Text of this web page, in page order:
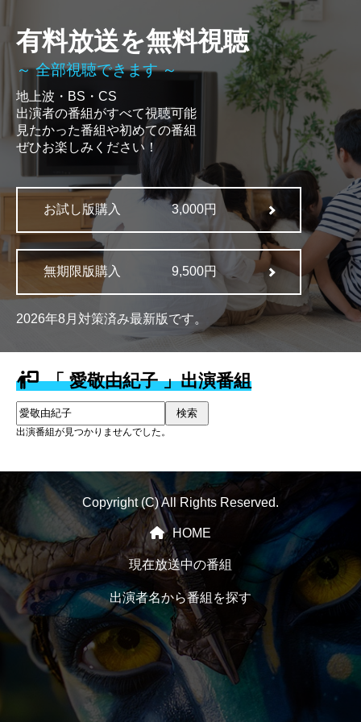
有料放送を無料視聴
～ 全部視聴できます ～
地上波・BS・CS
出演者の番組がすべて視聴可能
見たかった番組や初めての番組
ぜひお楽しみください！
お試し版購入 3,000円
無期限版購入 9,500円
2026年8月対策済み最新版です。
「 愛敬由紀子 」出演番組
検索
出演番組が見つかりませんでした。
Copyright (C) All Rights Reserved.
HOME
現在放送中の番組
出演者名から番組を探す